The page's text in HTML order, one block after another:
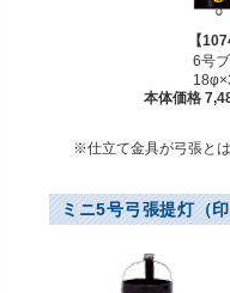
【
6号
本体価格
※仕立て金具が弓張と
ミニ5号弓張提灯（印